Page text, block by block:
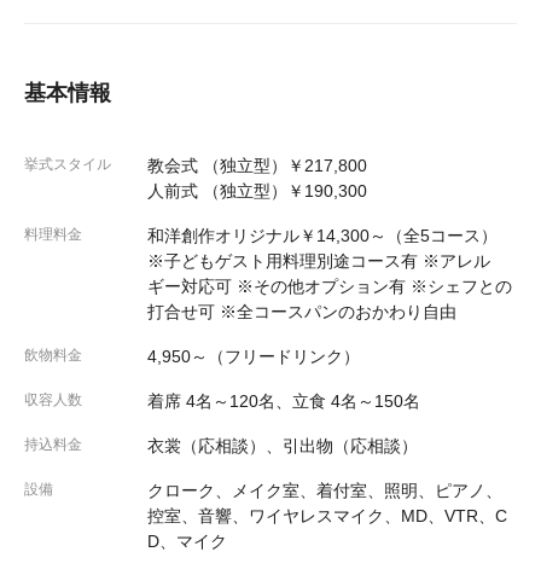
基本情報
挙式スタイル
教会式 （独立型）￥217,800
人前式 （独立型）￥190,300
料理料金
和洋創作オリジナル￥14,300～（全5コース）
※子どもゲスト用料理別途コース有 ※アレル
ギー対応可 ※その他オプション有 ※シェフとの
打合せ可 ※全コースパンのおかわり自由
飲物料金 4,950～（フリードリンク）
収容人数 着席 4名～120名、立食 4名～150名
持込料金 衣裳（応相談）、引出物（応相談）
設備
クローク、メイク室、着付室、照明、ピアノ、
控室、音響、ワイヤレスマイク、MD、VTR、C
D、マイク